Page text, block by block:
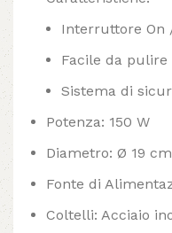
Interruttore On
Facile da pulire
Sistema di
Potenza: 150 W
Diametro: Ø 19 cm
Fonte di
Coltelli: Acciaio